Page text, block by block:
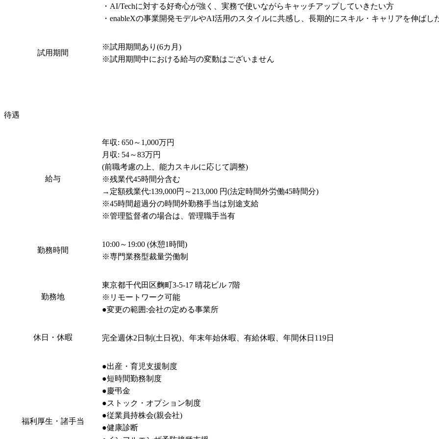
・AI/Techに対する好奇心が強く、実務で使いながらキャッチアップしていきたい方
・enableXの事業開発モデルやAI活用のスタイルに共感し、長期的にスキル・キャリアを伸ばし
試用期間
※試用期間あり(6カ月)
※試用期間中における給与の変動はございません
待遇
給与
年収: 650～1,000万円
月収: 54～83万円
(前職考慮の上、能力スキルに応じて調整)
※残業代45時間分含む
→定額残業代:139,000円～213,000 円(法定時間外労働45時間分)
※45時間超過分の時間外勤務手当は別途支給
※管理監督者の場合は、管理職手当有
勤務時間
10:00～19:00 (休憩1時間)
※専門業務型裁量労働制
勤務地
東京都千代田区麴町3-5-17 晴花ビル 7階
※リモートワーク可能
休日・休暇 完全週休2日制(土日祝)、年末年始休暇、有給休暇、年間休日119日
福利厚生・諸手当
●出産・育児支援制度
●短時間勤務制度
●慶弔金
●ストック・オプション制度
●従業員持株会(親会社)
●健康診断